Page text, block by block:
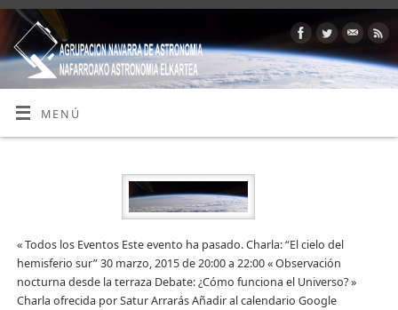
MENÚ
« Todos los Eventos Este evento ha pasado. Charla: “El cielo del
hemisferio sur” 30 marzo, 2015 de 20:00 a 22:00 « Observación
nocturna desde la terraza Debate: ¿Cómo funciona el Universo? »
Charla ofrecida por Satur Arrarás Añadir al calendario Google